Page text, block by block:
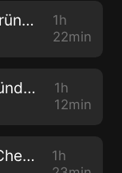
OMR #503 mit 1komma5°-Gründer Philipp Schröder
1h
22min
OMR #502 mit Project-A-Gründer Florian Heinemann
1h
12min
OMR #501 mit Ritter-Sport-Chef Andreas Ronken & The-Nu-Company-Gründer Mathias Tholey
1h